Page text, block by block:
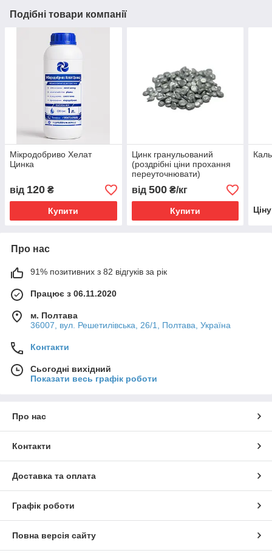
Подібні товари компанії
Мікродобриво Хелат
Цинка
від 120 ₴
Купити
Цинк гранульований
(роздрібні ціни прохання
переуточнювати)
від 500₴/кг
Купити
Про нас
91% позитивних з 82 відгуків за рік
Працює з 06.11.2020
м. Полтава
36007, вул. Решетилівська, 26/1, Полтава, Україна
Контакти
Сьогодні вихідний
Показати весь графік роботи
Про нас
Контакти
Доставка та оплата
Графік роботи
Повна версія сайту